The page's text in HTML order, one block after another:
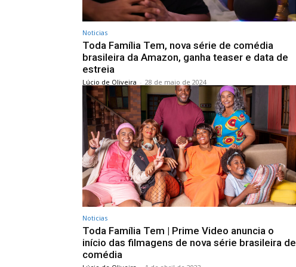
Noticias
Toda Família Tem, nova série de comédia
brasileira da Amazon, ganha teaser e data de
estreia
Lúcio de Oliveira - 28 de maio de 2024
Noticias
Toda Família Tem | Prime Video anuncia o
início das filmagens de nova série brasileira de
comédia